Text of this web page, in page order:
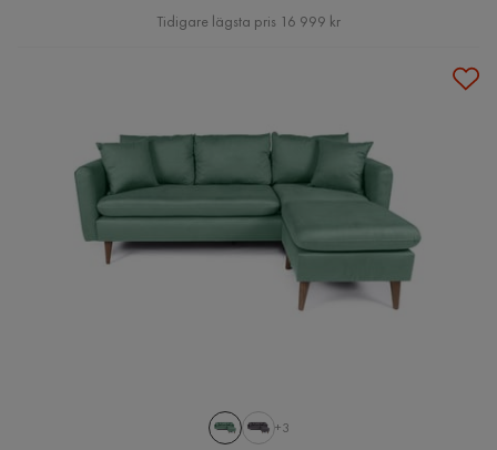
Pris
Tidigare lägsta pris 16 999 kr
+3